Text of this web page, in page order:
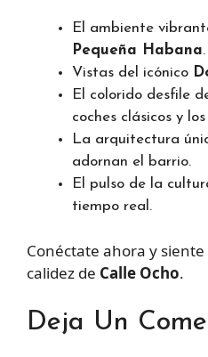
El ambiente
Pequeña Habana.
Vistas del icónico
El colorido desfile
coches clásicos y
La arquitectura
adornan el barrio.
El pulso de la
tiempo real.
Conéctate ahora y
calidez de Calle Ocho.
Deja Un